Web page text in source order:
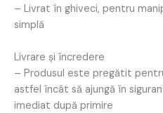
– Livrat în ghiveci, pentru
simplă
Livrare și încredere
– Produsul este pregătit
astfel încât să ajungă în
imediat după primire